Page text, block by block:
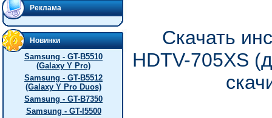
Реклама
Новинки
Samsung - GT-B5510
(Galaxy Y Pro)
Samsung - GT-B5512
(Galaxy Y Pro Duos)
Samsung - GT-B7350
Samsung - GT-I5500
Скачать
HDTV-705XS